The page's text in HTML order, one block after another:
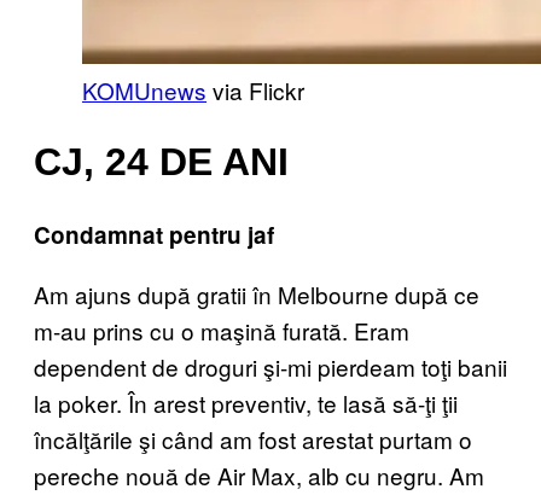
KOMUnews via Flickr
CJ, 24 DE ANI
Condamnat pentru jaf
Am ajuns după gratii în Melbourne după ce
m-au prins cu o maşină furată. Eram
dependent de droguri şi-mi pierdeam toţi banii
la poker. În arest preventiv, te lasă să-ţi ţii
încălţările şi când am fost arestat purtam o
pereche nouă de Air Max, alb cu negru. Am